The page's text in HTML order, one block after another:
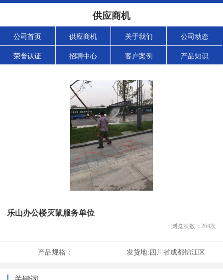
供应商机
公司首页 供应商机 关于我们 公司动态
荣誉认证 招聘中心 客户案例 产品知识
乐山办公楼灭鼠服务单位
浏览次数： 264次
产品规格： 发货地:四川省成都锦江区